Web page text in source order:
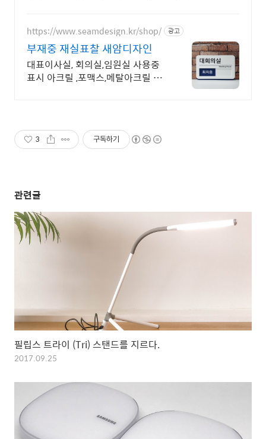
https://www.seamdesign.kr/shop/ 광고
부재중 재실표찰 새암디자인
대표이사실, 회의실,임원실 사용중
표시 아크릴 ,포맥스,메탈아크릴 UV
3 구독하기
관련글
필립스 트라이 (Tri) 스탠드를 지르다.
2017.09.25